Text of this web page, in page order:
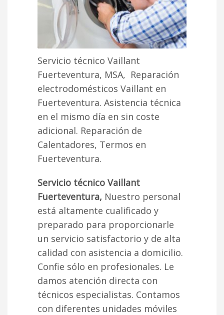
Servicio técnico Vaillant
Fuerteventura, MSA, Reparación
electrodomésticos Vaillant en
Fuerteventura. Asistencia técnica
en el mismo día en sin coste
adicional. Reparación de
Calentadores, Termos en
Fuerteventura.
Servicio técnico Vaillant
Fuerteventura, Nuestro personal
está altamente cualificado y
preparado para proporcionarle
un servicio satisfactorio y de alta
calidad con asistencia a domicilio.
Confie sólo en profesionales. Le
damos atención directa con
técnicos especialistas. Contamos
con diferentes unidades móviles